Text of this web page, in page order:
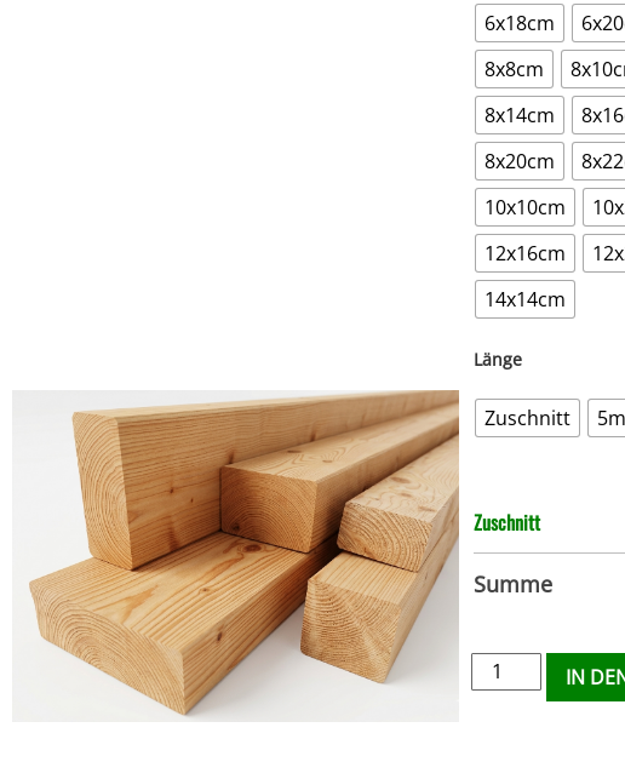
6x18cm
8x8cm
8x14cm
8x20cm
10x10cm
12x16cm
14x14cm
Länge
Zuschnitt 5m
Zuschnitt
Summe
IN